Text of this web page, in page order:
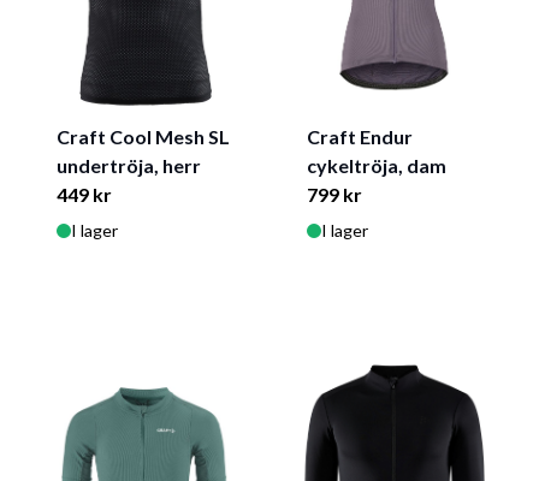
Craft Cool Mesh SL
undertröja, herr
449 kr
I lager
Craft Endur
cykeltröja, dam
799 kr
I lager